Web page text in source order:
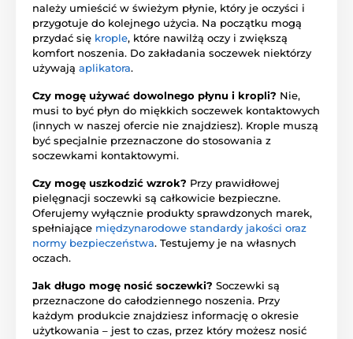
należy umieścić w świeżym płynie, który je oczyści i
przygotuje do kolejnego użycia. Na początku mogą
przydać się krople, które nawilżą oczy i zwiększą
komfort noszenia. Do zakładania soczewek niektórzy
używają aplikatora.
Czy mogę używać dowolnego płynu i kropli? Nie,
musi to być płyn do miękkich soczewek kontaktowych
(innych w naszej ofercie nie znajdziesz). Krople muszą
być specjalnie przeznaczone do stosowania z
soczewkami kontaktowymi.
Czy mogę uszkodzić wzrok? Przy prawidłowej
pielęgnacji soczewki są całkowicie bezpieczne.
Oferujemy wyłącznie produkty sprawdzonych marek,
spełniające międzynarodowe standardy jakości oraz
normy bezpieczeństwa. Testujemy je na własnych
oczach.
Jak długo mogę nosić soczewki? Soczewki są
przeznaczone do całodziennego noszenia. Przy
każdym produkcie znajdziesz informację o okresie
użytkowania – jest to czas, przez który możesz nosić